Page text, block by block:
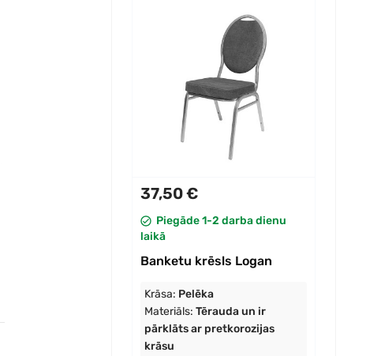
37,50 €
Piegāde 1-2 darba dienu
laikā
Banketu krēsls Logan
Krāsa: Pelēka
Materiāls: Tērauda un ir
pārklāts ar pretkorozijas
krāsu